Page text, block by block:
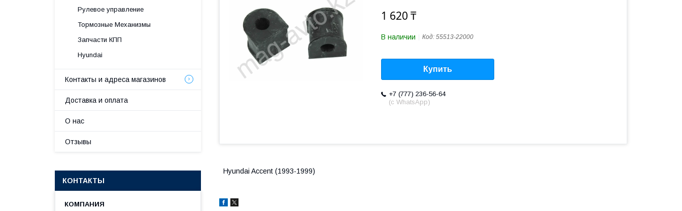
1 620 ₸
В наличии Код: 55513-22000
Купить
+7 (777) 236-56-64
(с WhatsApp)
Hyundai Accent (1993-1999)
Рулевое управление
Тормозные Механизмы
Запчасти КПП
Hyundai
Контакты и адреса магазинов
Доставка и оплата
О нас
Отзывы
КОНТАКТЫ